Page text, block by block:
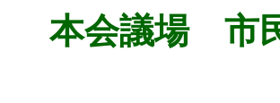
本会議場 市